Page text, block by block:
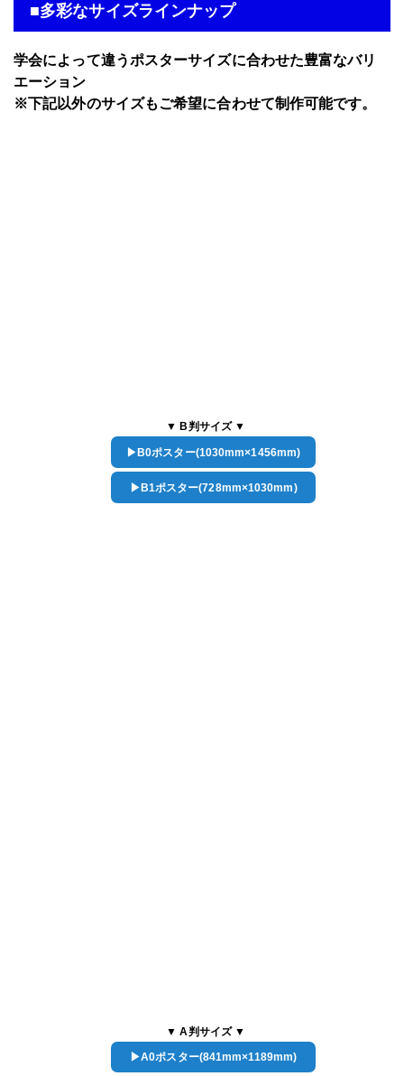
■多彩なサイズラインナップ
学会によって違うポスターサイズに合わせた豊富なバリ
エーション
※下記以外のサイズもご希望に合わせて制作可能です。
▼ B判サイズ ▼
▶B0ポスター(1030mm×1456mm)
▶B1ポスター(728mm×1030mm)
▼ A判サイズ ▼
▶A0ポスター(841mm×1189mm)